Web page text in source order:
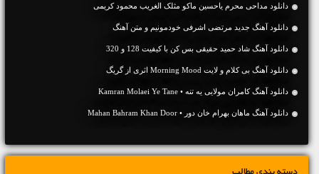
دانلود مداحی محرم یاحسین ماکو مثلک الغریب محمود کریمی
دانلود آهنگ جديد مرتضی اشرفی خودمونیم و متن آهنگ
دانلود آهنگ شاد حمید حقیقی بس کن با کیفیت 128 و 320
دانلود آهنگ بی کلام و لایت Morning Mood اثری از گریگ
دانلود آهنگ کامران مولایی یه تنه • Kamran Molaei Ye Tane
دانلود آهنگ ماهان بهرام خان دور • Mahan Bahram Khan Door